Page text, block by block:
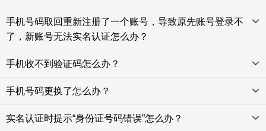
手机号码取回重新注册了一个账号，导致原先账号登录不
了，新账号无法实名认证怎么办？
手机收不到验证码怎么办？
手机号码更换了怎么办？
实名认证时提示“身份证号码错误”怎么办？